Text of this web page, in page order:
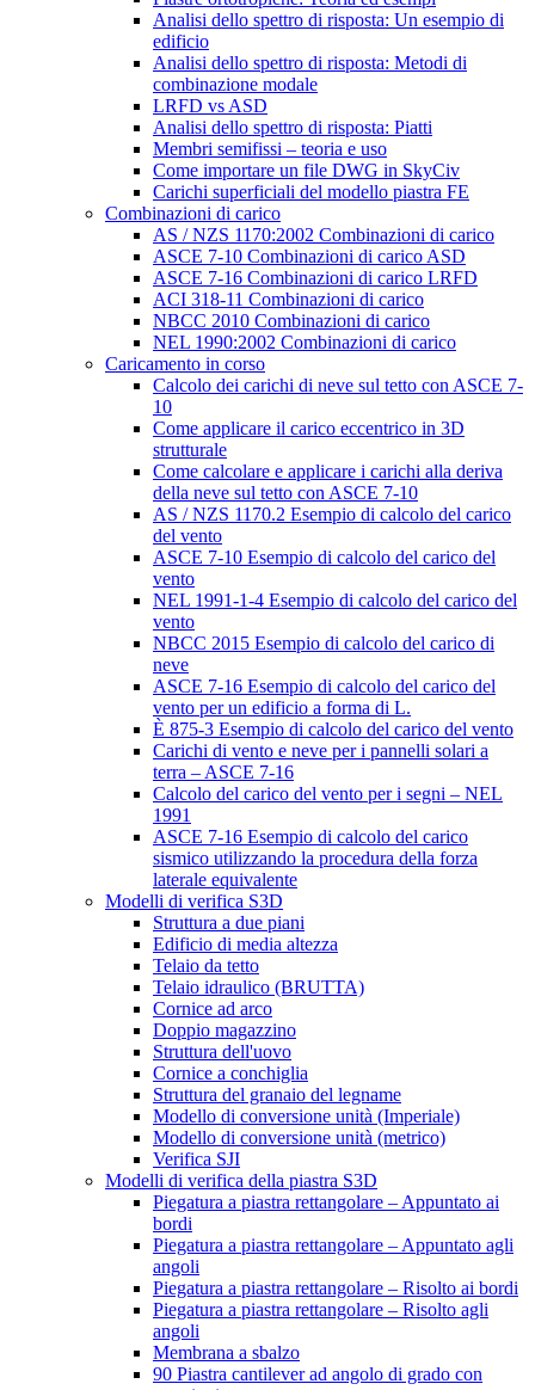
Analisi dello spettro di risposta: Un esempio di
edificio
Analisi dello spettro di risposta: Metodi di
combinazione modale
LRFD vs ASD
Analisi dello spettro di risposta: Piatti
Membri semifissi – teoria e uso
Come importare un file DWG in SkyCiv
Carichi superficiali del modello piastra FE
Combinazioni di carico
AS / NZS 1170:2002 Combinazioni di carico
ASCE 7-10 Combinazioni di carico ASD
ASCE 7-16 Combinazioni di carico LRFD
ACI 318-11 Combinazioni di carico
NBCC 2010 Combinazioni di carico
NEL 1990:2002 Combinazioni di carico
Caricamento in corso
Calcolo dei carichi di neve sul tetto con ASCE 7-
10
Come applicare il carico eccentrico in 3D
strutturale
Come calcolare e applicare i carichi alla deriva
della neve sul tetto con ASCE 7-10
AS / NZS 1170.2 Esempio di calcolo del carico
del vento
ASCE 7-10 Esempio di calcolo del carico del
vento
NEL 1991-1-4 Esempio di calcolo del carico del
vento
NBCC 2015 Esempio di calcolo del carico di
neve
ASCE 7-16 Esempio di calcolo del carico del
vento per un edificio a forma di L.
È 875-3 Esempio di calcolo del carico del vento
Carichi di vento e neve per i pannelli solari a
terra – ASCE 7-16
Calcolo del carico del vento per i segni – NEL
1991
ASCE 7-16 Esempio di calcolo del carico
sismico utilizzando la procedura della forza
laterale equivalente
Modelli di verifica S3D
Struttura a due piani
Edificio di media altezza
Telaio da tetto
Telaio idraulico (BRUTTA)
Cornice ad arco
Doppio magazzino
Struttura dell'uovo
Cornice a conchiglia
Struttura del granaio del legname
Modello di conversione unità (Imperiale)
Modello di conversione unità (metrico)
Verifica SJI
Modelli di verifica della piastra S3D
Piegatura a piastra rettangolare – Appuntato ai
bordi
Piegatura a piastra rettangolare – Appuntato agli
angoli
Piegatura a piastra rettangolare – Risolto ai bordi
Piegatura a piastra rettangolare – Risolto agli
angoli
Membrana a sbalzo
90 Piastra cantilever ad angolo di grado con